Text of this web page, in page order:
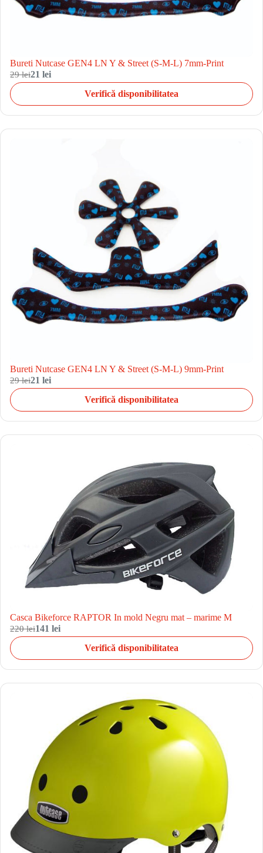
Bureti Nutcase GEN4 LN Y & Street (S-M-L) 7mm-Print
29 lei21 lei
Verifică disponibilitatea
Bureti Nutcase GEN4 LN Y & Street (S-M-L) 9mm-Print
29 lei21 lei
Verifică disponibilitatea
Casca Bikeforce RAPTOR In mold Negru mat – marime M
220 lei141 lei
Verifică disponibilitatea